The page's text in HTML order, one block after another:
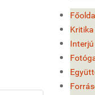
Főoldal
Kritika
Interjú